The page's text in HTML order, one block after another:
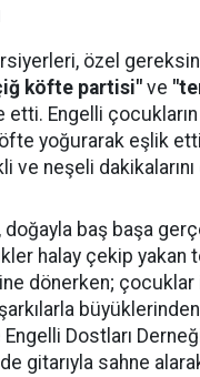
özel
köfte partisi" ve
etti. Engelli
yoğurarak eşlik
ve neşeli
doğayla baş başa
halay çekip yakan
dönerken; çocuklar
Dostları
gitarıyla sahne